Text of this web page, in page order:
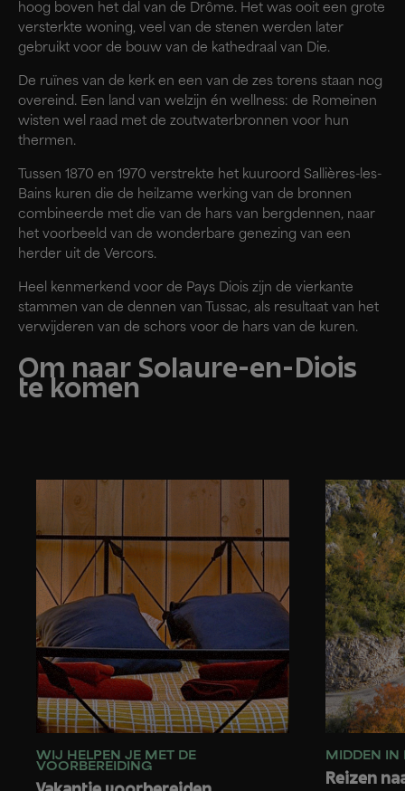
hoog boven het dal van de Drôme. Het was ooit een grote
versterkte woning, veel van de stenen werden later
gebruikt voor de bouw van de kathedraal van Die.
De ruïnes van de kerk en een van de zes torens staan nog
overeind. Een land van welzijn én wellness: de Romeinen
wisten wel raad met de zoutwaterbronnen voor hun
thermen.
Tussen 1870 en 1970 verstrekte het kuuroord Sallières-les-
Bains kuren die de heilzame werking van de bronnen
combineerde met die van de hars van bergdennen, naar
het voorbeeld van de wonderbare genezing van een
herder uit de Vercors.
Heel kenmerkend voor de Pays Diois zijn de vierkante
stammen van de dennen van Tussac, als resultaat van het
verwijderen van de schors voor de hars van de kuren.
Om naar Solaure-en-Diois
te komen
WIJ HELPEN JE MET DE
VOORBEREIDING
MIDDEN IN
Reizen